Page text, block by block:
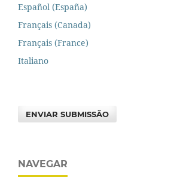
Español (España)
Français (Canada)
Français (France)
Italiano
ENVIAR SUBMISSÃO
NAVEGAR